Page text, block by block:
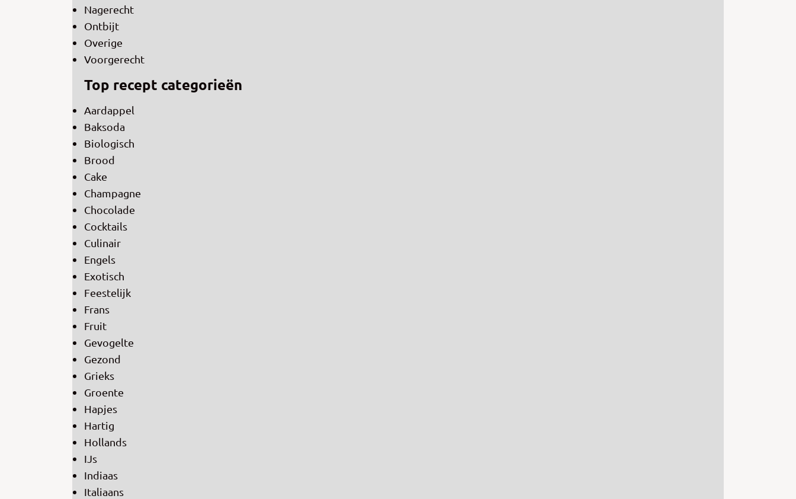
Nagerecht
Ontbijt
Overige
Voorgerecht
Top recept categorieën
Aardappel
Baksoda
Biologisch
Brood
Cake
Champagne
Chocolade
Cocktails
Culinair
Engels
Exotisch
Feestelijk
Frans
Fruit
Gevogelte
Gezond
Grieks
Groente
Hapjes
Hartig
Hollands
IJs
Indiaas
Italiaans